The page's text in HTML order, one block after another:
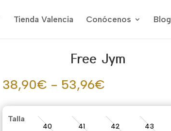
Tienda Valencia Conócenos Blog
Free Jym
38,90€ - 53,96€Rango
precios:
desde
Talla
40 41 42 43